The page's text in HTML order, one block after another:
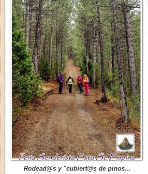
Rodead@s y "cubiert@s de pinos...